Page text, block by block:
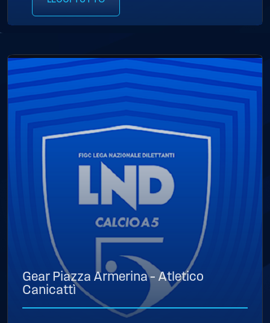
Gear Piazza Armerina – Atletico
Canicattì